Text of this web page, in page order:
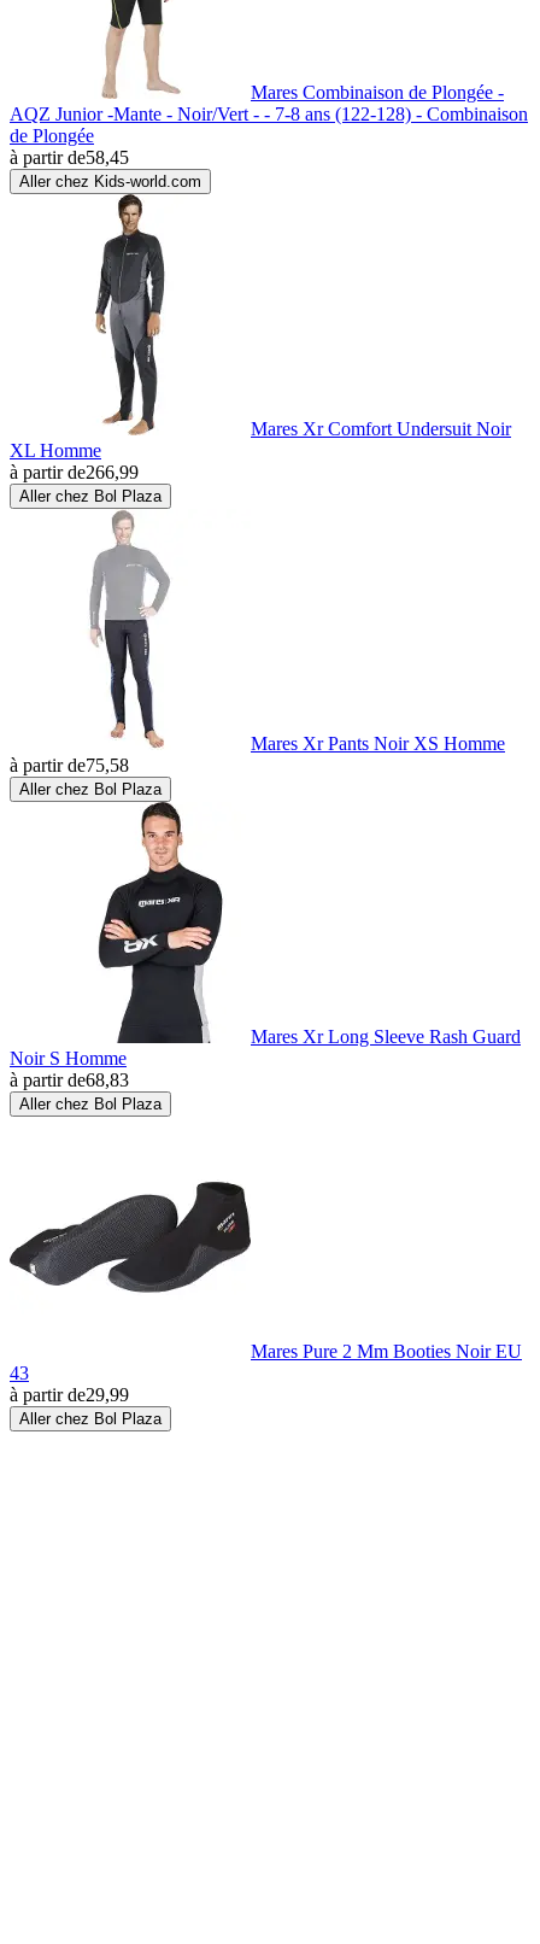
Mares Combinaison de Plongée -
AQZ Junior -Mante - Noir/Vert - - 7-8 ans (122-128) - Combinaison
de Plongée
à partir de58,45
Aller chez Kids-world.com
Mares Xr Comfort Undersuit Noir
XL Homme
à partir de266,99
Aller chez Bol Plaza
Mares Xr Pants Noir XS Homme
à partir de75,58
Aller chez Bol Plaza
Mares Xr Long Sleeve Rash Guard
Noir S Homme
à partir de68,83
Aller chez Bol Plaza
Mares Pure 2 Mm Booties Noir EU
43
à partir de29,99
Aller chez Bol Plaza